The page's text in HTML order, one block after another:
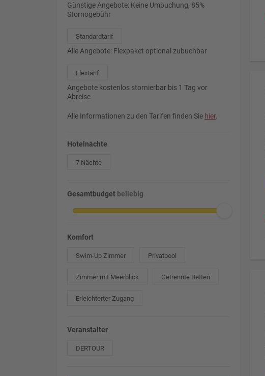
Günstige Angebote: Keine Umbuchung, 85%
Stornogebühr
Standardtarif
Alle Angebote: Flexpaket optional zubuchbar
Flextarif
Angebote kostenlos stornierbar bis 1 Tag vor
Abreise
Alle Informationen zu den Tarifen finden Sie hier.
Hotelnächte
7 Nächte
Gesamtbudget beliebig
Komfort
Swim-Up Zimmer Privatpool
Zimmer mit Meerblick Getrennte Betten
Erleichterter Zugang
Veranstalter
DERTOUR